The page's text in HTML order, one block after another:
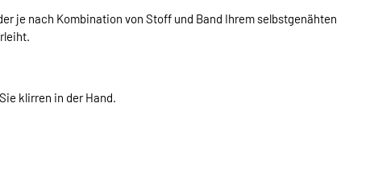
je nach Kombination von Stoff und Band Ihrem selbstgenähten
klirren in der Hand.